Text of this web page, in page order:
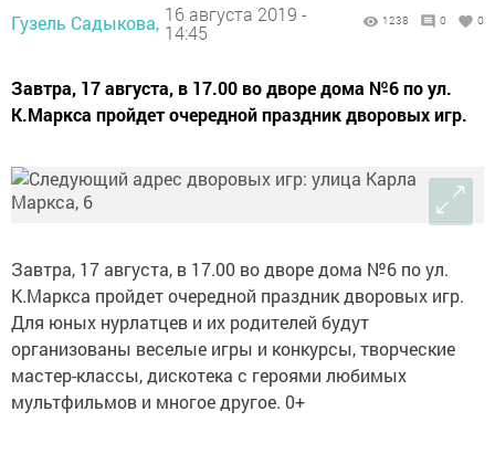
Гузель Садыкова, 16 августа 2019 -
14:45
1238 0 0
Завтра, 17 августа, в 17.00 во дворе дома №6 по ул.
К.Маркса пройдет очередной праздник дворовых игр.
Завтра, 17 августа, в 17.00 во дворе дома №6 по ул.
К.Маркса пройдет очередной праздник дворовых игр.
Для юных нурлатцев и их родителей будут
организованы веселые игры и конкурсы, творческие
мастер-классы, дискотека с героями любимых
мультфильмов и многое другое. 0+